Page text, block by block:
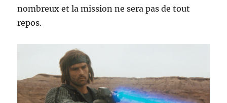
nombreux et la mission ne sera pas de tout
repos.